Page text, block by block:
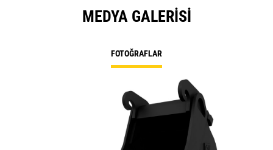
MEDYA GALERISI
FOTOĞRAFLAR